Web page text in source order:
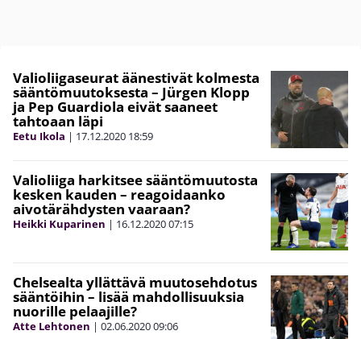
Valioliigaseurat äänestivät kolmesta
sääntömuutoksesta – Jürgen Klopp
ja Pep Guardiola eivät saaneet
tahtoaan läpi
Eetu Ikola | 17.12.2020 18:59
Valioliiga harkitsee sääntömuutosta
kesken kauden – reagoidaanko
aivotärähdysten vaaraan?
Heikki Kuparinen | 16.12.202007:15
Chelsealta yllättävä muutosehdotus
sääntöihin – lisää mahdollisuuksia
nuorille pelaajille?
Atte Lehtonen | 02.06.202009:06